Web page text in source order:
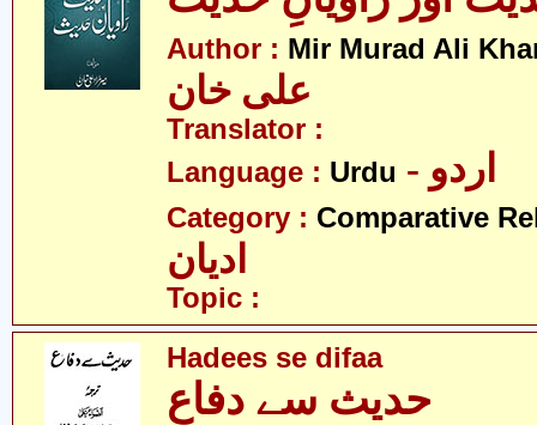
Author : Mir Murad Ali
علی خان
Translator :
Language : Urdu - اردو
Category : Comparative
ادیان
Topic :
Hadees se difaa
حدیث سے دفاع